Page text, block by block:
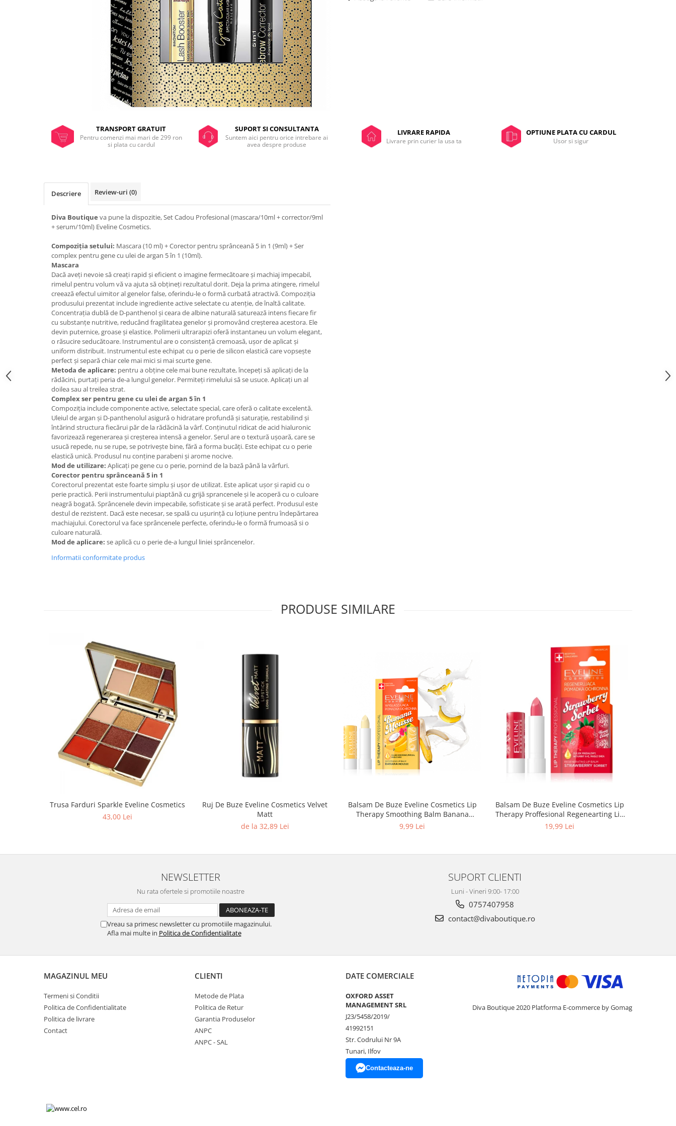
TRANSPORT GRATUIT
Pentru comenzi mai mari de 299 ron
si plata cu cardul
SUPORT SI CONSULTANTA
Suntem aici pentru orice intrebare ai
avea despre produse
LIVRARE RAPIDA
Livrare prin curier la usa ta
OPTIUNE PLATA CU CARDUL
Usor si sigur
Descriere Review-uri (0)
Diva Boutique va pune la dispozitie, Set Cadou Profesional (mascara/10ml + corrector/9ml
+ serum/10ml) Eveline Cosmetics.
Compoziția setului: Mascara (10 ml) + Corector pentru sprânceană 5 in 1 (9ml) + Ser
complex pentru gene cu ulei de argan 5 în 1 (10ml).
Mascara
Dacă aveți nevoie să creați rapid și eficient o imagine fermecătoare și machiaj impecabil,
rimelul pentru volum vă va ajuta să obțineți rezultatul dorit. Deja la prima atingere, rimelul
creează efectul uimitor al genelor false, oferindu-le o formă curbată atractivă. Compoziția
produsului prezentat include ingrediente active selectate cu atenție, de înaltă calitate.
Concentrația dublă de D-panthenol și ceara de albine naturală saturează intens fiecare fir
cu substanțe nutritive, reducând fragilitatea genelor și promovând creșterea acestora. Ele
devin puternice, groase și elastice. Polimerii ultrarapizi oferă instantaneu un volum elegant,
o răsucire seducătoare. Instrumentul are o consistență cremoasă, ușor de aplicat și
uniform distribuit. Instrumentul este echipat cu o perie de silicon elastică care vopsește
perfect și separă chiar cele mai mici si mai scurte gene.
Metoda de aplicare: pentru a obține cele mai bune rezultate, începeți să aplicați de la
rădăcini, purtați peria de-a lungul genelor. Permiteți rimelului să se usuce. Aplicați un al
doilea sau al treilea strat.
Complex ser pentru gene cu ulei de argan 5 în 1
Compoziția include componente active, selectate special, care oferă o calitate excelentă.
Uleiul de argan și D-panthenolul asigură o hidratare profundă și saturație, restabilind și
întărind structura fiecărui păr de la rădăcină la vârf. Conținutul ridicat de acid hialuronic
favorizează regenerarea și creșterea intensă a genelor. Serul are o textură ușoară, care se
usucă repede, nu se rupe, se potrivește bine, fără a forma bucăți. Este echipat cu o perie
elastică unică. Produsul nu conține parabeni și arome nocive.
Mod de utilizare: Aplicați pe gene cu o perie, pornind de la bază până la vârfuri.
Corector pentru sprânceană 5 in 1
Corectorul prezentat este foarte simplu și ușor de utilizat. Este aplicat ușor și rapid cu o
perie practică. Perii instrumentului piaptănă cu grijă sprancenele și le acoperă cu o culoare
neagră bogată. Sprâncenele devin impecabile, sofisticate și se arată perfect. Produsul este
destul de rezistent. Dacă este necesar, se spală cu ușurință cu loțiune pentru îndepărtarea
machiajului. Corectorul va face sprâncenele perfecte, oferindu-le o formă frumoasă si o
culoare naturală.
Mod de aplicare: se aplică cu o perie de-a lungul liniei sprâncenelor.
Informatii conformitate produs
PRODUSE SIMILARE
Trusa Farduri Sparkle Eveline Cosmetics
43,00 Lei
Ruj De Buze Eveline Cosmetics Velvet
Matt
de la 32,89 Lei
Balsam De Buze Eveline Cosmetics Lip
Therapy Smoothing Balm Banana
Mousse
9,99 Lei
Balsam De Buze Eveline Cosmetics Lip
Therapy Proffesional Regenearting Lip
Balm Strawberry Sorbet
19,99 Lei
NEWSLETTER
Nu rata ofertele si promotiile noastre
Vreau sa primesc newsletter cu promotiile magazinului.
Afla mai multe in Politica de Confidentialitate
SUPORT CLIENTI
Luni - Vineri 9:00- 17:00
0757407958
contact@divaboutique.ro
MAGAZINUL MEU
Termeni si Conditii
Politica de Confidentialitate
Politica de livrare
Contact
CLIENTI
Metode de Plata
Politica de Retur
Garantia Produselor
ANPC
ANPC - SAL
DATE COMERCIALE
OXFORD ASSET
MANAGEMENT SRL
J23/5458/2019/
41992151
Str. Codrului Nr 9A
Tunari, Ilfov
Contacteaza-ne
Diva Boutique 2020 Platforma E-commerce by Gomag